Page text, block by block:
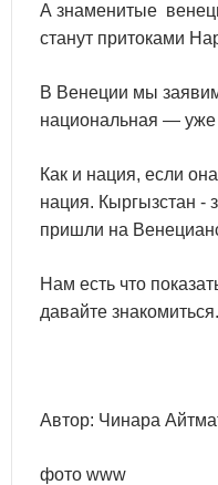
А знаменитые
станут притоками
В Венеции мы
национальная — уже
Как и нация, если
нация. Кыргызстан -
пришли на
Нам есть что
давайте знакомиться.
Автор: Чинара
фото www